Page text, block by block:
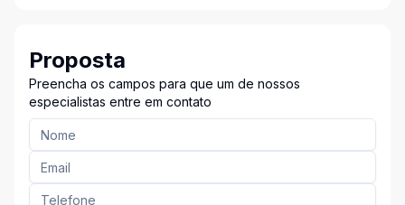
Proposta
Preencha os campos para que um de nossos
especialistas entre em contato